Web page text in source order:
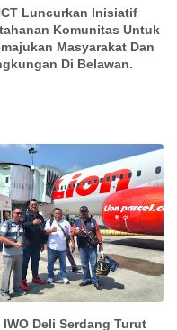
Luncurkan Inisiatif
Komunitas Untuk
Masyarakat Dan
Di Belawan.
IWO Deli Serdang Turut